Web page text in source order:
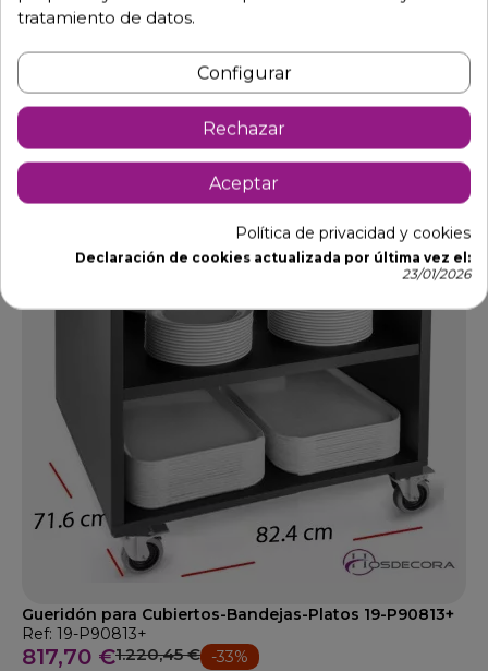
817,65 € 1.185,00 €
Añadir al carrito
Gueridón para Cubiertos-Bandejas-Platos 19-P90813+
Ref: 19-P90813+
817,70 €1.220,45 € -33%
tratamiento de datos.
Configurar
Rechazar
Aceptar
Política de privacidad y cookies
Declaración de cookies actualizada por última vez el:
23/01/2026